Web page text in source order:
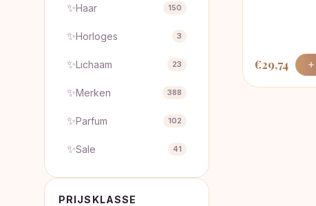
✨Haar 150
✨Horloges 3
✨Lichaam 23
✨Merken 388
✨Parfum 102
✨Sale 41
PRIJSKLASSE
€29,74